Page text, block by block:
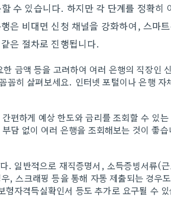
수 있습니다. 하지만 각 단계를 정확히
은 비대면 신청 채널을 강화하여, 스마
은 절차로 진행됩니다.
금액 등을 고려하여 여러 은행의 직장인
히 살펴보세요. 인터넷 포털이나 은행 자
편하게 예상 한도와 금리를 조회할 수 있
담 없이 여러 은행을 조회해보는 것이 좋
. 일반적으로 재직증명서, 소득증빙서류(
, 스크래핑 등을 통해 자동 제출되는 경우
자격득실확인서 등도 추가로 요구될 수